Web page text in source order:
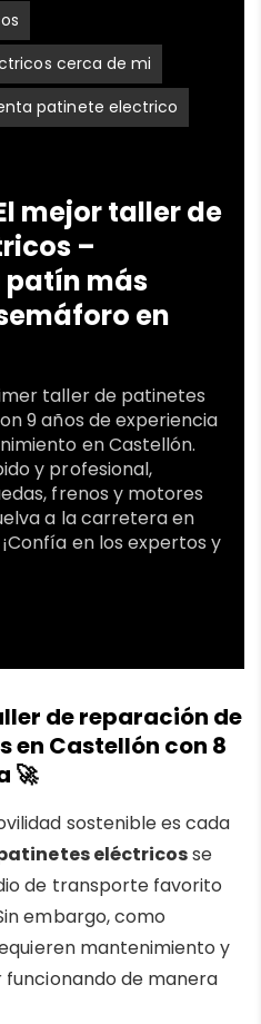
cerca de mi
patinete electrico
El mejor taller de
–
patín más
en
taller de patinetes
9 años de experiencia
en Castellón.
y profesional,
frenos y motores
a la carretera en
en los expertos y
de reparación de
en Castellón con 8
🚀
sostenible es cada
eléctricosse
de transporte favorito
embargo, como
mantenimiento y
de manera